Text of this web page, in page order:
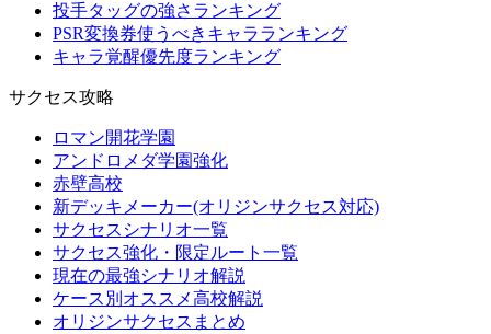
投手タッグの強さランキング
PSR変換券使うべきキャラランキング
キャラ覚醒優先度ランキング
サクセス攻略
ロマン開花学園
アンドロメダ学園強化
赤壁高校
新デッキメーカー(オリジンサクセス対応)
サクセスシナリオ一覧
サクセス強化・限定ルート一覧
現在の最強シナリオ解説
ケース別オススメ高校解説
オリジンサクセスまとめ